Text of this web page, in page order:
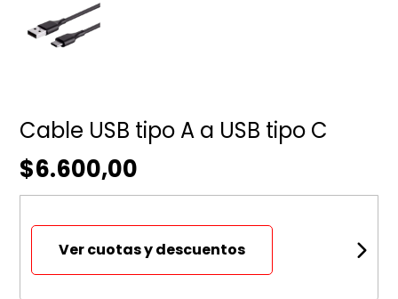
Cable USB tipo A a USB tipo C
$6.600,00
Ver cuotas y descuentos